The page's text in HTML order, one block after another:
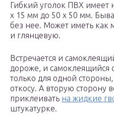
Гибкий уголок ПВХ имеет
х 15 мм до 50 х 50 мм.
без нее. Может иметь как
и глянцевую.
Встречается и
дороже, и самоклеящийся
только для одной
откосу. А вторую сторону
приклеивать на жидкие
штукатурке.